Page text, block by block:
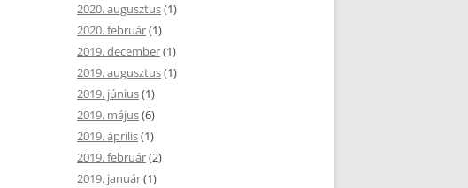
2020. augusztus(1)
2020. február(1)
2019. december(1)
2019. augusztus(1)
2019. június(1)
2019. május(6)
2019. április(1)
2019. február(2)
2019. január(1)